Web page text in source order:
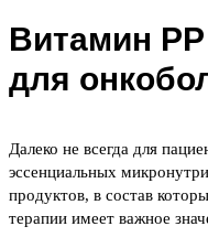
Витамин РР
для
Далеко не всегда для
эссенциальных
продуктов, в состав
терапии имеет важное